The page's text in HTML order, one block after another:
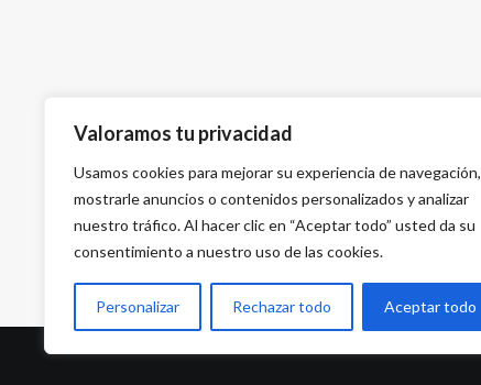
Valoramos tu privacidad
Usamos cookies para mejorar su experiencia de navegación,
mostrarle anuncios o contenidos personalizados y analizar
nuestro tráfico. Al hacer clic en “Aceptar todo” usted da su
consentimiento a nuestro uso de las cookies.
Personalizar Rechazar todo Aceptar todo